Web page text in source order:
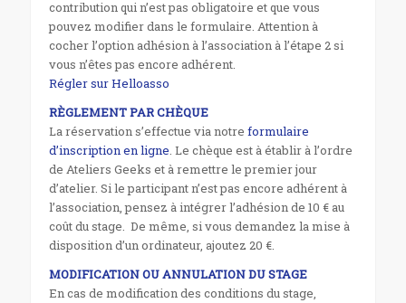
contribution qui n’est pas obligatoire et que vous
pouvez modifier dans le formulaire. Attention à
cocher l’option adhésion à l’association à l’étape 2 si
vous n’êtes pas encore adhérent.
Régler sur Helloasso
RÈGLEMENT PAR CHÈQUE
La réservation s’effectue via notre formulaire
d’inscription en ligne. Le chèque est à établir à l’ordre
de Ateliers Geeks et à remettre le premier jour
d’atelier. Si le participant n’est pas encore adhérent à
l’association, pensez à intégrer l’adhésion de 10 € au
coût du stage. De même, si vous demandez la mise à
disposition d’un ordinateur, ajoutez 20 €.
MODIFICATION OU ANNULATION DU STAGE
En cas de modification des conditions du stage,